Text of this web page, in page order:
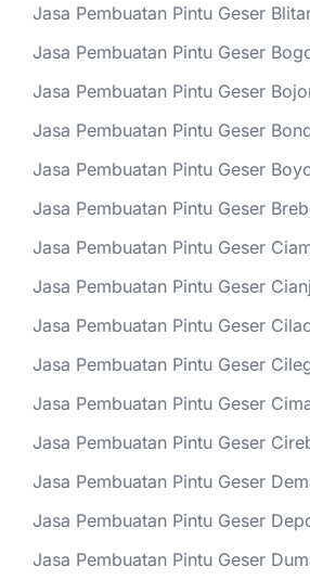
Jasa Pembuatan Pintu Geser
Jasa Pembuatan Pintu Geser
Jasa Pembuatan Pintu Geser
Jasa Pembuatan Pintu Geser
Jasa Pembuatan Pintu Geser
Jasa Pembuatan Pintu Geser
Jasa Pembuatan Pintu Geser
Jasa Pembuatan Pintu Geser
Jasa Pembuatan Pintu Geser
Jasa Pembuatan Pintu Geser
Jasa Pembuatan Pintu Geser
Jasa Pembuatan Pintu Geser
Jasa Pembuatan Pintu Geser
Jasa Pembuatan Pintu Geser
Jasa Pembuatan Pintu Geser